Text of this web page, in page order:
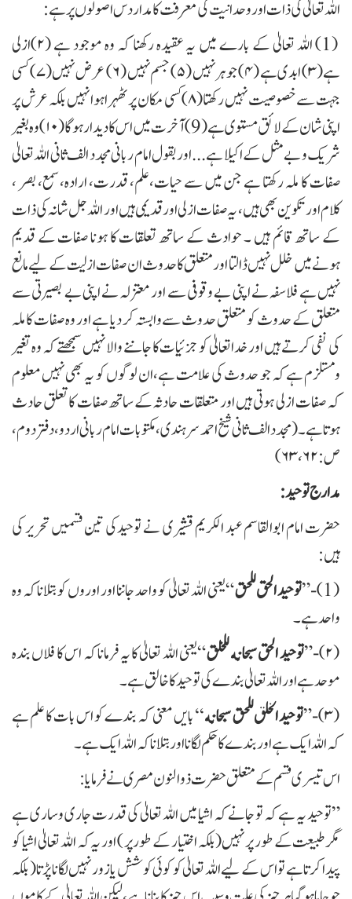
اللہ تعالیٰ کی ذات اور وحدانیت کی معرفت کا مدار دس اصولوں پر ہے:
(1) اللہ تعالیٰ کے بارے میں یہ عقیدہ رکھنا کہ وہ موجود ہے (۲) ازلی
ہے(۳) ابدی ہے (۴) جو ہر نہیں (۵) جسم نہیں (۶) عرض نہیں (۷) کسی
جہت سے خصوصیت نہیں رکھتا (۸)کسی مکان پر ٹھہرا ہوا نہیں بلکہ عرش پر
اپنی شان کے لائق مستوی ہے (9) آخرت میں اس کا دیدار ہوگا (۱۰) وہ بغیر
شریک و بے مثل کے اکیلا ہے ... اور بقول امام ربانی مجدد الف ثانی اللہ تعالیٰ
صفات کا ملہ رکھتا ہے جن میں سے حيات،علم، قدرت، اراده،سمع، بصر ،
کلام اور تکوین بھی ہیں، یہ صفات ازلی اور قدیمی ہیں اور اللہ جل شانہ کی ذات
کے ساتھ قائم ہیں ۔ حوادث کے ساتھ تعلقات کا ہونا صفات کے قدیم
ہونے میں خلل نہیں ڈالتا اورمتعلق کا حدوث ان صفات ازلیت کے لیے مانع
نہیں ہے فلاسفہ نے اپنی بے وقوفی سے اور معتزلہ نے اپنی بے بصیرتی سے
متعلق کے حدوث کو متعلق حدوث سے وابستہ کر دیا ہے اور وہ صفات کاملہ
کی نفی کرتے ہیں اور خداتعالیٰ کو جزئیات کا جاننے والا نہیں سمجھتے کہ وہ تغیر
ومستلزم ہے کہ جو حدوث کی علامت ہے،ان لوگوں کو یہ بھی نہیں معلوم
کہ صفات ازلی ہوتی ہیں اور متعلقات حادثہ کے ساتھ صفات کا تعلق حادث
ہوتا ہے۔ (مجدد الف ثانی شیخ احمد سرہندی، مکتوبات امام ربانی اردو، دفتر دوم،
ص:۶۲، ۶۳)
مدارج توحید:
حضرت امام ابوالقاسم عبد الکریم قشیری نے توحیدکی تین قسمیں تحریر کی
ہیں:
توحيد الحق للحق“ یعنی اللہ تعالیٰ کو واحد جاننا اور اوروں کو بتلانا کہ وہ
واحد ہے۔
توحید الحق سبحانه للخلق“ یعنی اللہ تعالیٰ کا یہ فرمانا کہ اس کا فلاں بندہ
موحد ہے اور اللہ تعالیٰ بندے کی توحید کا خالق ہے۔
توحيد الخلق للحق سبحانه‘‘ بایں معنی کہ بندے کو اس بات کا علم ہے
کہ اللہ ایک ہے اور بندے کا حکم لگانا اور بتلانا کہ اللہ ایک ہے۔
اس تیسری قسم کے متعلق حضرت ذوالنون مصری نے فرمایا:
”توحید یہ ہے کہ تو جانے کہ اشیا میں اللہ تعالیٰ کی قدرت جاری وساری ہے
مگر طبیعت کے طور پر نہیں (بلکہ اختیار کے طور پر ) اور یہ کہ اللہ تعالیٰ اشیا کو
پیدا کرتا ہے تو اس کے لیے اللہ تعالیٰ کو کوئی کوشش یازور نہیں لگانا پڑتا ( بلکہ